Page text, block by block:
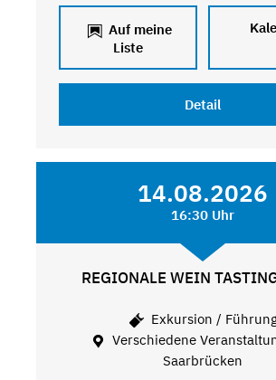
Auf meine
Liste
Detail
14.08.2026
16:30 Uhr
REGIONALE WEIN
Exkursion /
Verschiedene
Saarbrücken